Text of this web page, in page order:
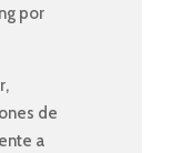
por
de
a